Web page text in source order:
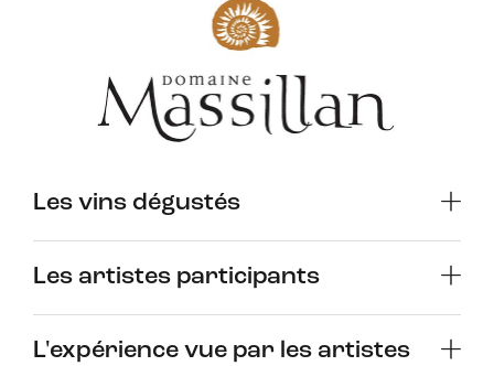
Les vins dégustés
Les artistes participants
L'expérience vue par les artistes